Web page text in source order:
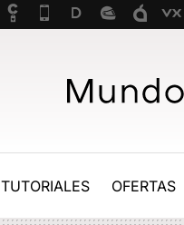
TUTORIALES OFERTAS